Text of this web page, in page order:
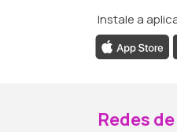
Instale a
Redes